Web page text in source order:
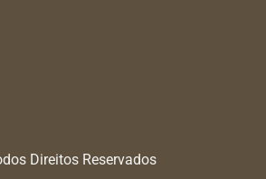
Direitos Reservados